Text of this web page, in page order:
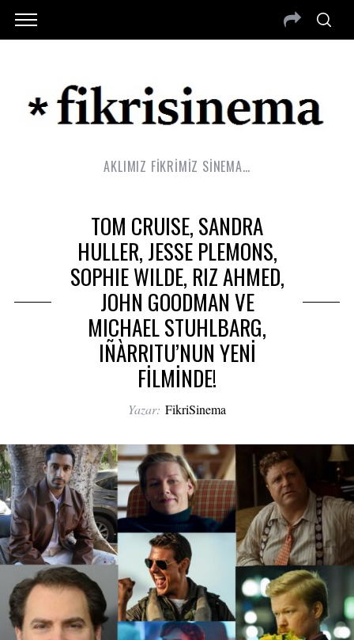
AKLIMIZ FİKRİMİZ SİNEMA…
TOM CRUISE, SANDRA
HULLER, JESSE PLEMONS,
SOPHIE WILDE, RIZ AHMED,
JOHN GOODMAN VE
MICHAEL STUHLBARG,
IÑÀRRITU’NUN YENİ
FİLMİNDE!
Yazar: FikriSinema